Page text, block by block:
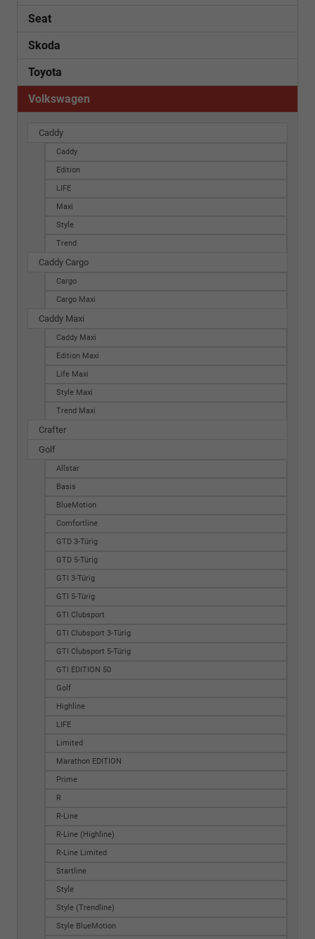
Seat
Skoda
Toyota
Volkswagen
Caddy
Caddy
Edition
LIFE
Maxi
Style
Trend
Caddy Cargo
Cargo
Cargo Maxi
Caddy Maxi
Caddy Maxi
Edition Maxi
Life Maxi
Style Maxi
Trend Maxi
Crafter
Golf
Allstar
Basis
BlueMotion
Comfortline
GTD 3-Türig
GTD 5-Türig
GTI 3-Türig
GTI 5-Türig
GTI Clubsport
GTI Clubsport 3-Türig
GTI Clubsport 5-Türig
GTI EDITION 50
Golf
Highline
LIFE
Limited
Marathon EDITION
Prime
R
R-Line
R-Line (Highline)
R-Line Limited
Startline
Style
Style (Trendline)
Style BlueMotion